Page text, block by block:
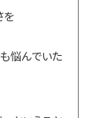
を
悩んでいた